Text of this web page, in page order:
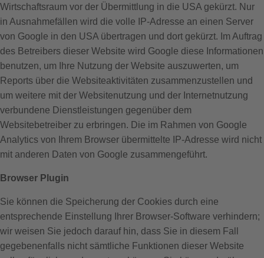
Wirtschaftsraum vor der Übermittlung in die USA gekürzt. Nur
in Ausnahmefällen wird die volle IP-Adresse an einen Server
von Google in den USA übertragen und dort gekürzt. Im Auftrag
des Betreibers dieser Website wird Google diese Informationen
benutzen, um Ihre Nutzung der Website auszuwerten, um
Reports über die Websiteaktivitäten zusammenzustellen und
um weitere mit der Websitenutzung und der Internetnutzung
verbundene Dienstleistungen gegenüber dem
Websitebetreiber zu erbringen. Die im Rahmen von Google
Analytics von Ihrem Browser übermittelte IP-Adresse wird nicht
mit anderen Daten von Google zusammengeführt.
Browser Plugin
Sie können die Speicherung der Cookies durch eine
entsprechende Einstellung Ihrer Browser-Software verhindern;
wir weisen Sie jedoch darauf hin, dass Sie in diesem Fall
gegebenenfalls nicht sämtliche Funktionen dieser Website